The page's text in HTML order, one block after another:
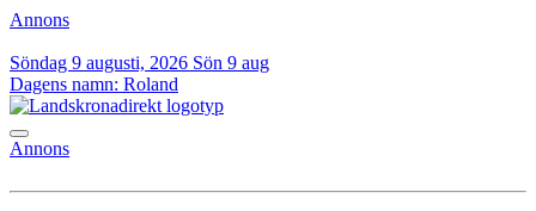
Annons
Söndag 9 augusti, 2026 Sön 9 aug
Dagens namn: Roland
Annons